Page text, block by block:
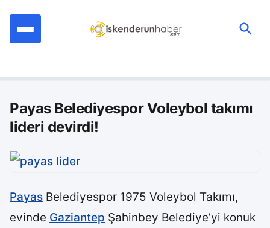
Payas Belediyespor Voleybol takımı
lideri devirdi!
Payas Belediyespor 1975 Voleybol Takımı,
evinde Gaziantep Şahinbey Belediye’yi konuk